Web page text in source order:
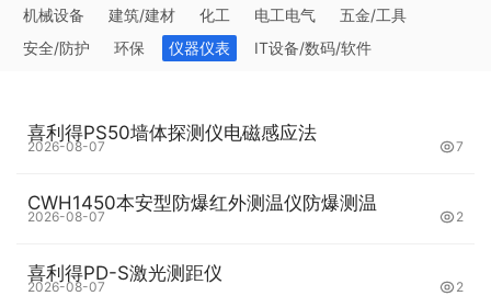
机械设备
建筑/建材 化工 电工电气
五金/工具
安全/防护
环保 仪器仪表
IT设备/数码/软件
汽摩及配件
日用百货 能源 加工
工艺品/礼品
纺织/皮革 办公/文教 纸业 其他未分类
喜利得PS50墙体探测仪电磁感应法
2026-08-07 7
CWH1450本安型防爆红外测温仪防爆测温
2026-08-07 2
喜利得PD-S激光测距仪
2026-08-07 2